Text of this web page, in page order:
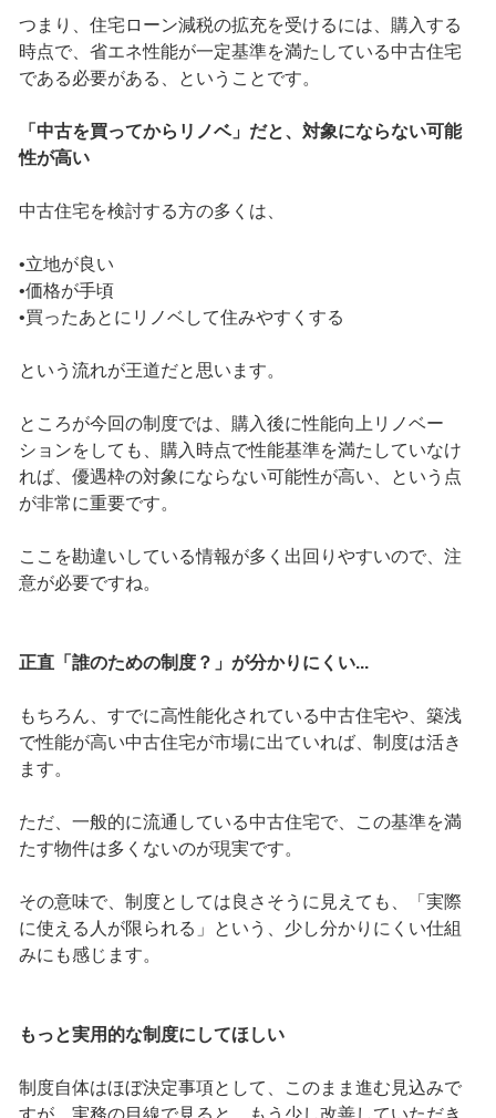
つまり、住宅ローン減税の拡充を受けるには、購入する
時点で、省エネ性能が一定基準を満たしている中古住宅
である必要がある、ということです。
「中古を買ってからリノベ」だと、対象にならない可能
性が高い
中古住宅を検討する方の多くは、
•立地が良い
•価格が手頃
•買ったあとにリノベして住みやすくする
という流れが王道だと思います。
ところが今回の制度では、購入後に性能向上リノベー
ションをしても、購入時点で性能基準を満たしていなけ
れば、優遇枠の対象にならない可能性が高い、という点
が非常に重要です。
ここを勘違いしている情報が多く出回りやすいので、注
意が必要ですね。
正直「誰のための制度？」が分かりにくい...
もちろん、すでに高性能化されている中古住宅や、築浅
で性能が高い中古住宅が市場に出ていれば、制度は活き
ます。
ただ、一般的に流通している中古住宅で、この基準を満
たす物件は多くないのが現実です。
その意味で、制度としては良さそうに見えても、「実際
に使える人が限られる」という、少し分かりにくい仕組
みにも感じます。
もっと実用的な制度にしてほしい
制度自体はほぼ決定事項として、このまま進む見込みで